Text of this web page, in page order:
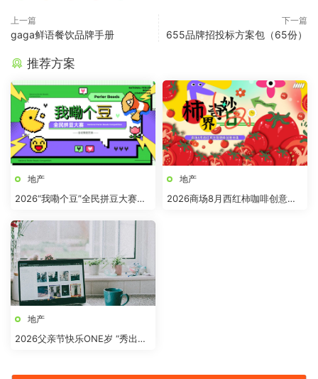
上一篇
gaga鲜语餐饮品牌手册
下一篇
655品牌招投标方案包（65份）
推荐方案
地产
2026“我嘞个豆”全民拼豆大赛主
地产
2026商场8月西红柿咖啡创意市
地产
2026父亲节快乐ONE岁 “秀出爸